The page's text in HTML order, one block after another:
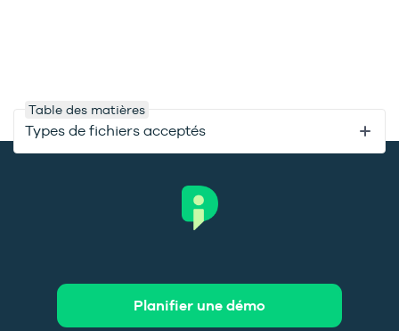
Table des matières
Types de fichiers acceptés
Planifier une démo